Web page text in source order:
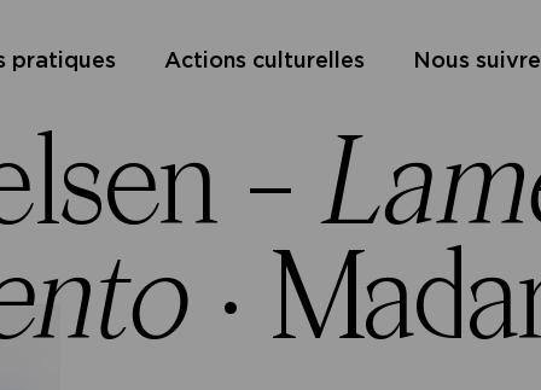
pratiques Actions culturelles Nous suivre
–
·